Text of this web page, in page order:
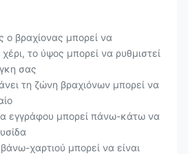
ο βραχίονας μπορεί να
το ύψος μπορεί να ρυθμιστεί
σας
τη ζώνη βραχιόνων μπορεί να
εγγράφου μπορεί πάνω-κάτω να
χαρτιού μπορεί να είναι